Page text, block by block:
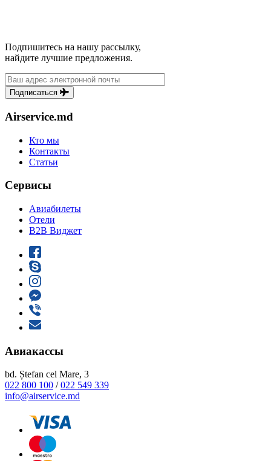
Подпишитесь на нашу рассылку,
найдите лучшие предложения.
Подписаться
Airservice.md
Кто мы
Контакты
Статьи
Сервисы
Авиабилеты
Отели
B2B Виджет
Авиакассы
bd. Ștefan cel Mare, 3
022 800 100 /022 549 339
info@airservice.md